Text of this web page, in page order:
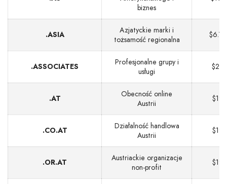
biznes
.ASIA
Azjatyckie marki i
tożsamość regionalna
$6.70
.ASSOCIATES
Profesjonalne grupy i
usługi
$26
.AT
Obecność online
Austrii
$19
.CO.AT
Działalność handlowa
Austrii
$19
.OR.AT
Austriackie organizacje
non‑profit
$19